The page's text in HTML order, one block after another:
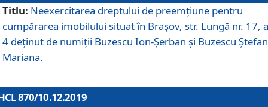
Titlu: Neexercitarea dreptului de preemţiune pentru
cumpărarea imobilului situat în Braşov, str. Lungă nr. 17,
4 deţinut de numiţii Buzescu Ion-Şerban și Buzescu
Mariana.
870/10.12.2019